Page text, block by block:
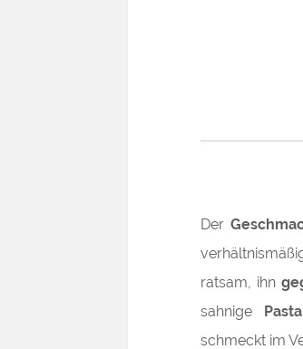
Der
ratsam, ihn
sahnige
schmeckt im